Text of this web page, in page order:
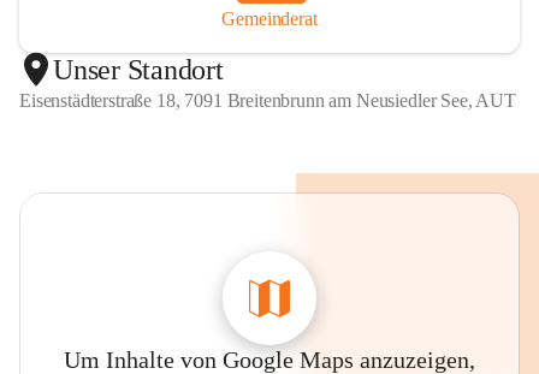
Gemeinderat
Unser Standort
Eisenstädterstraße 18, 7091 Breitenbrunn am Neusiedler See, AUT
Um Inhalte von Google Maps anzuzeigen,